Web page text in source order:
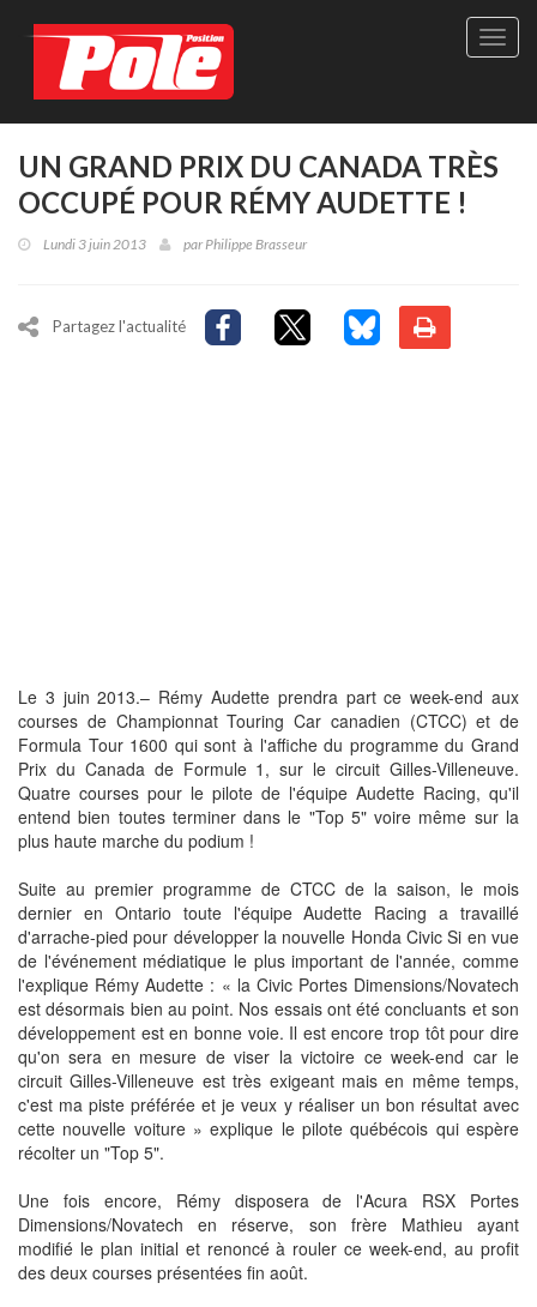
Site
-
UN GRAND PRIX DU CANADA TRÈS
OCCUPÉ POUR RÉMY AUDETTE !
Lundi 3 juin 2013 parPhilippe Brasseur
Partagez l'actualité
Le 3 juin 2013.– Rémy Audette prendra part ce week-end aux
courses de Championnat Touring Car canadien (CTCC) et de
Formula Tour 1600 qui sont à l'affiche du programme du Grand
Prix du Canada de Formule 1, sur le circuit Gilles-Villeneuve.
Quatre courses pour le pilote de l'équipe Audette Racing, qu'il
entend bien toutes terminer dans le "Top 5" voire même sur la
plus haute marche du podium !
Suite au premier programme de CTCC de la saison, le mois
dernier en Ontario toute l'équipe Audette Racing a travaillé
d'arrache-pied pour développer la nouvelle Honda Civic Si en vue
de l'événement médiatique le plus important de l'année, comme
l'explique Rémy Audette : « la Civic Portes Dimensions/Novatech
est désormais bien au point. Nos essais ont été concluants et son
développement est en bonne voie. Il est encore trop tôt pour dire
qu'on sera en mesure de viser la victoire ce week-end car le
circuit Gilles-Villeneuve est très exigeant mais en même temps,
c'est ma piste préférée et je veux y réaliser un bon résultat avec
cette nouvelle voiture » explique le pilote québécois qui espère
récolter un "Top 5".
Une fois encore, Rémy disposera de l'Acura RSX Portes
Dimensions/Novatech en réserve, son frère Mathieu ayant
modifié le plan initial et renoncé à rouler ce week-end, au profit
des deux courses présentées fin août.